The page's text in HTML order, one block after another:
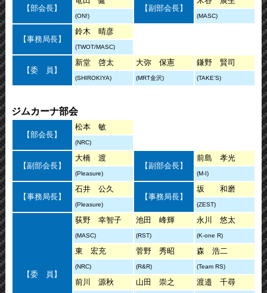
【部会長】
【副部会長】
(ON!) (MASC)
【事務局長】
鈴木 晴彦
(TWOT/MASC)
【委 員】
新堂 啓太 大弥 保憲 鎌野 賢司
(SHIROKIYA) (MRT金沢) (TAKE'S)
ジムカーナ部会
【部会長】
松本 敏
(NRC)
【副部会長】
大橋 渡
【副部会長】
前島 孝光
(Pleasure) (M-I)
【事務局長】
石井 公久
【事務局長】
坂 和磨
(Pleasure) (ZEST)
【委 員】
荻野 幸智子 池田 峰輝 永川 悠太
(MASC) (RST) (K-one R)
東 宏充 菅野 秀昭 森 浩二
(NRC) (R&R) (Team RS)
前川 源秋 山田 崇之 渡邉 千尋